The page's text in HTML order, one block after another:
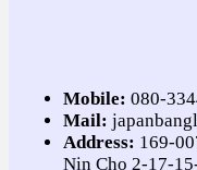
Mobile: 080-
Mail:
Address: 169-
Nin Cho 2-17-